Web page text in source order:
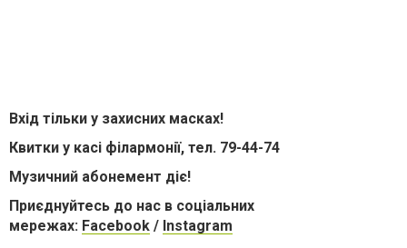
Вхід тільки у захисних масках!
Квитки у касі філармонії, тел. 79-44-74
Музичний абонемент діє!
Приєднуйтесь до нас в соціальних
мережах: Facebook / Instagram